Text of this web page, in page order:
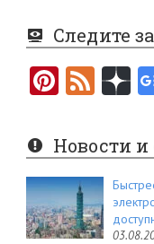
Следите
Pi
er
es
t
F
e
d
Новости